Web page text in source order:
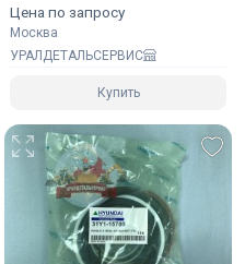
Цена по запросу
Москва
УРАЛДЕТАЛЬСЕРВИС
Купить